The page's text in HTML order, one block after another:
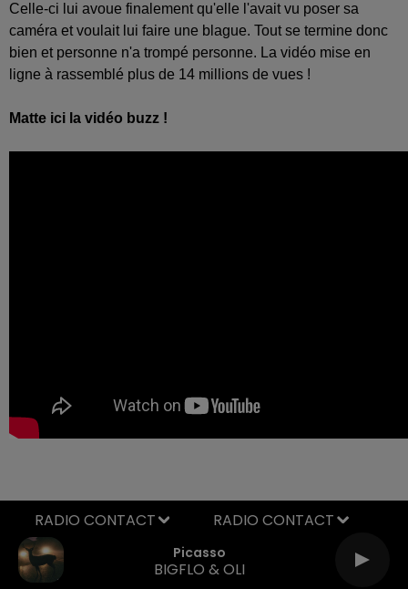
Celle-ci lui avoue finalement qu'elle l'avait vu poser sa
caméra et voulait lui faire une blague. Tout se termine donc
bien et personne n'a trompé personne. La vidéo mise en
ligne à rassemblé plus de 14 millions de vues !
Matte ici la vidéo buzz !
Picasso
BIGFLO & OLI
RADIO CONTACT